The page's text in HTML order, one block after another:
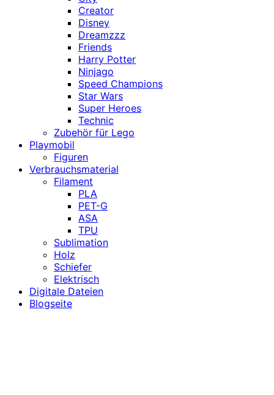
Creator
Disney
Dreamzzz
Friends
Harry Potter
Ninjago
Speed Champions
Star Wars
Super Heroes
Technic
Zubehör für Lego
Playmobil
Figuren
Verbrauchsmaterial
Filament
PLA
PET-G
ASA
TPU
Sublimation
Holz
Schiefer
Elektrisch
Digitale Dateien
Blogseite